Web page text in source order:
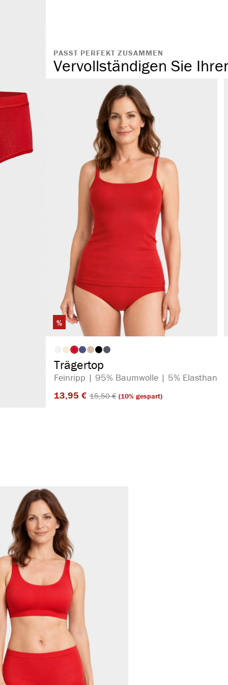
PASST PERFEKT ZUSAMMEN
Vervollständigen Sie
%
Artikelfarbe
Trägertop
Feinripp | 95% Baumwolle | 5% Elasthan
13,95 €​ 15,50 €​(10% gespart)